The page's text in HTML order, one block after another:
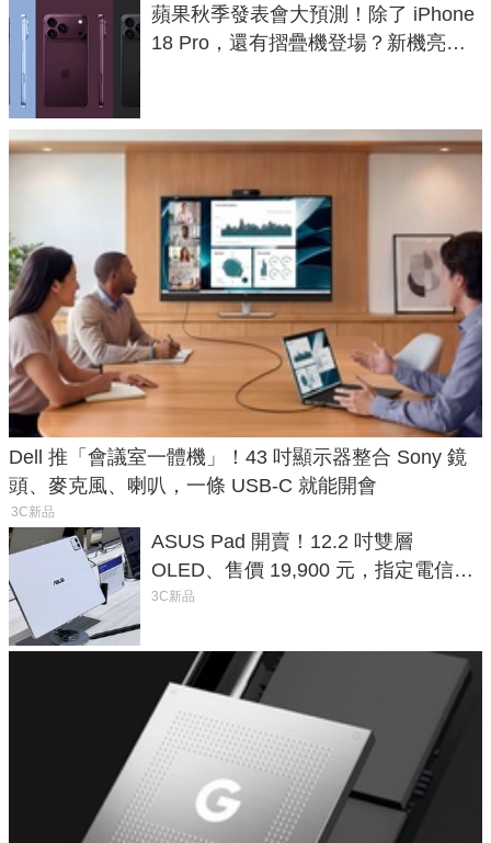
蘋果秋季發表會大預測！除了 iPhone
18 Pro，還有摺疊機登場？新機亮點
Dell 推「會議室一體機」！43 吋顯示器整合 Sony 鏡
頭、麥克風、喇叭，一條 USB-C 就能開會
3C新品
ASUS Pad 開賣！12.2 吋雙層
OLED、售價 19,900 元，指定電信資
費最低 0 元入手
3C新品